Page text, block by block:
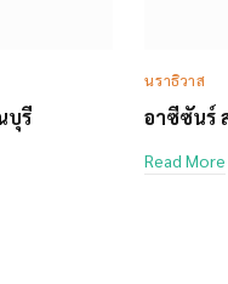
บุรี
นราธิวาส
อาซีซันร์
Read More